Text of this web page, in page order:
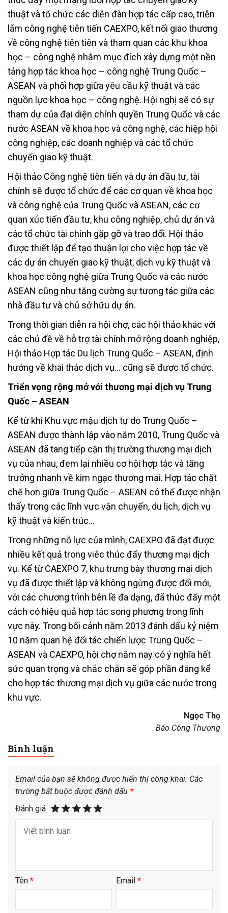
thuật và tổ chức các diễn đàn hợp tác cấp cao, triễn
lãm công nghệ tiên tiến CAEXPO, kết nối giao thương
về công nghệ tiên tiên và tham quan các khu khoa
học – công nghệ nhằm mục đích xây dựng một nền
tảng hợp tác khoa học – công nghệ Trung Quốc –
ASEAN và phối hợp giữa yêu cầu kỹ thuật và các
nguồn lực khoa học – công nghệ. Hội nghị sẽ có sự
tham dự của đại diện chính quyền Trung Quốc và các
nước ASEAN về khoa học và công nghệ, các hiệp hội
công nghiệp, các doanh nghiệp và các tổ chức
chuyển giao kỹ thuật.
Hội thảo Công nghệ tiên tiến và dự án đầu tư, tài
chính sẽ được tổ chức để các cơ quan về khoa học
và công nghệ của Trung Quốc và ASEAN, các cơ
quan xúc tiến đầu tư, khu công nghiệp, chủ dự án và
các tổ chức tài chính gặp gỡ và trao đổi. Hội thảo
được thiết lập để tạo thuận lợi cho việc hợp tác về
các dự án chuyển giao kỹ thuật, dịch vụ kỹ thuật và
khoa học công nghệ giữa Trung Quốc và các nước
ASEAN cũng như tăng cường sự tương tác giữa các
nhà đầu tư và chủ sở hữu dự án.
Trong thời gian diễn ra hội chợ, các hội thảo khác với
các chủ đề về hỗ trợ tài chính mở rộng doanh nghiệp,
Hội thảo Hợp tác Du lịch Trung Quốc – ASEAN, định
hướng về khai thác dịch vụ… cũng sẽ được tổ chức.
Triển vọng rộng mở với thương mại dịch vụ Trung
Quốc – ASEAN
Kể từ khi Khu vực mậu dịch tự do Trung Quốc –
ASEAN được thành lập vào năm 2010, Trung Quốc và
ASEAN đã tang tiếp cận thị trường thương mại dịch
vụ của nhau, đem lại nhiều cơ hội hợp tác và tăng
trưởng nhanh về kim ngạc thương mại. Hợp tác chặt
chẽ hơn giữa Trung Quốc – ASEAN có thể được nhận
thấy trong các lĩnh vực vận chuyển, du lịch, dịch vụ
kỹ thuật và kiến trúc…
Trong những nỗ lực của mình, CAEXPO đã đạt được
nhiều kết quả trong viêc thúc đẩy thương mại dịch
vụ. Kể từ CAEXPO 7, khu trưng bày thương mại dịch
vụ đã được thiết lập và không ngừng được đổi mới,
với các chương trình bên lề đa dạng, đã thúc đẩy một
cách có hiệu quả hợp tác song phương trong lĩnh
vực này. Trong bối cảnh năm 2013 đánh dấu kỷ niệm
10 năm quan hệ đối tác chiến lược Trung Quốc –
ASEAN và CAEXPO, hội chợ năm nay có ý nghĩa hết
sức quan trọng và chắc chắn sẽ góp phần đáng kể
cho hợp tác thương mại dịch vụ giữa các nước trong
khu vực.
Ngọc Thọ
Báo Công Thương
Bình luận
Email của bạn sẽ không được hiển thị công khai. Các
trường bắt buộc được đánh dấu *
Đánh giá
Tên * Email *